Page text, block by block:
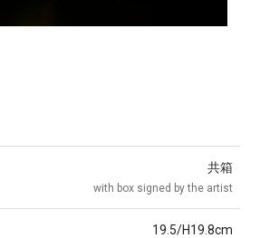
共箱
with box signed by the artist
19.5/H19.8cm